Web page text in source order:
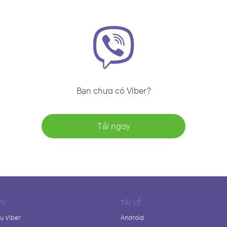
Bạn chưa có Viber?
Tải ngay
Viber
TẢI VỀ
Android